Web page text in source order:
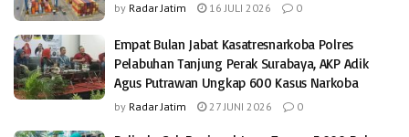
by Radar Jatim 16 JULI 2026 0
Empat Bulan Jabat Kasatresnarkoba Polres
Pelabuhan Tanjung Perak Surabaya, AKP Adik
Agus Putrawan Ungkap 600 Kasus Narkoba
by Radar Jatim 27 JUNI 2026 0